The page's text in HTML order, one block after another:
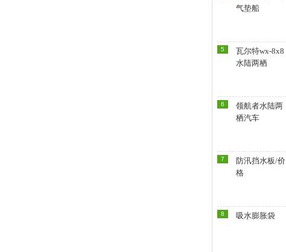
气垫船
5
瓦尔特wx-8x8
水陆两栖
6
领航者水陆两
栖汽车
7
防汛挡水板/价
格
8 吸水膨胀袋